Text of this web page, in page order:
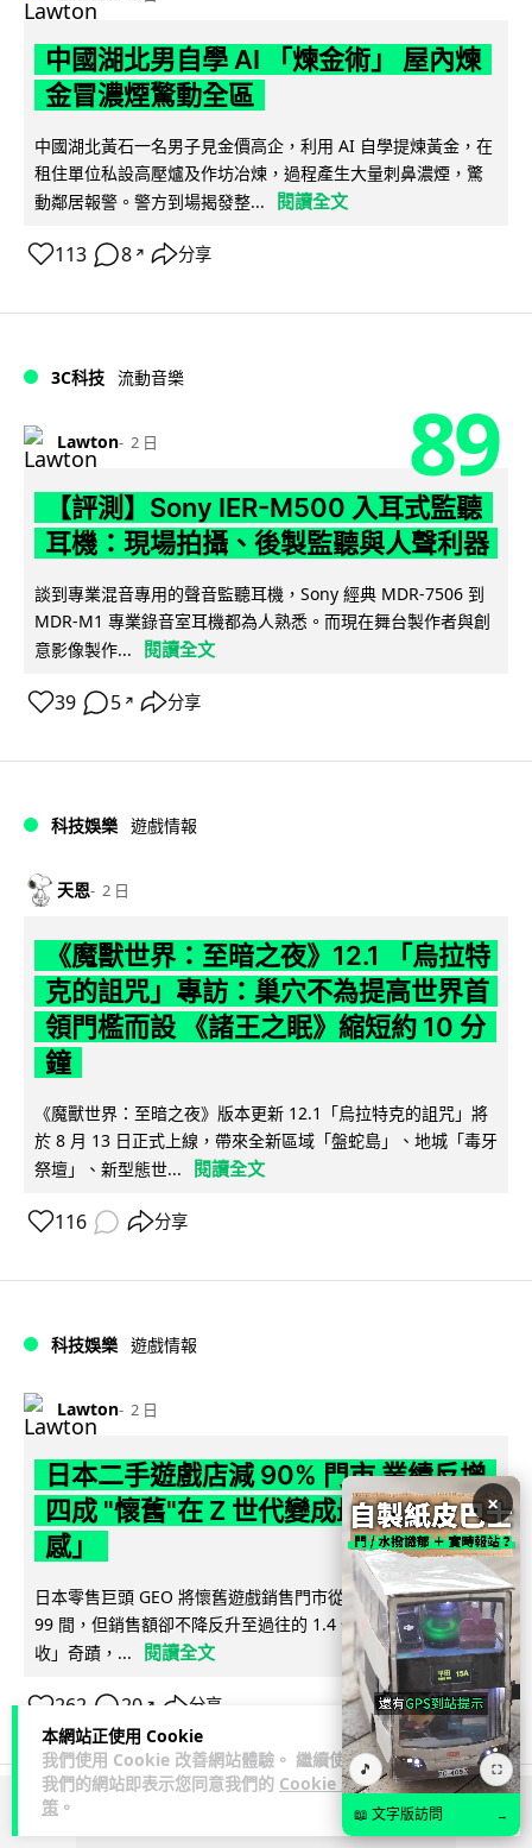
本網站正使用 Cookie
我們使用 Cookie 改善網站體驗。 繼續使用
我們的網站即表示您同意我們的 Cookie 政
策 。
中國湖北男自學 AI 「煉金術」 屋內煉
金冒濃煙驚動全區
中國湖北黃石一名男子見金價高企，利用 AI 自學提煉黃金，在
租住單位私設高壓爐及作坊冶煉，過程產生大量刺鼻濃煙，驚
動鄰居報警。警方到場揭發整...
閱讀全文
113 8 ↗ 分享
3C科技 流動音樂
Lawton 2 日 89
【評測】Sony IER-M500 入耳式監聽
耳機：現場拍攝、後製監聽與人聲利器
談到專業混音專用的聲音監聽耳機，Sony 經典 MDR-7506 到
MDR-M1 專業錄音室耳機都為人熟悉。而現在舞台製作者與創
意影像製作...
閱讀全文
39 5 ↗ 分享
科技娛樂 遊戲情報
天恩 2 日
《魔獸世界：至暗之夜》12.1 「烏拉特
克的詛咒」專訪：巢穴不為提高世界首
領門檻而設 《諸王之眠》縮短約 10 分
鐘
《魔獸世界：至暗之夜》版本更新 12.1「烏拉特克的詛咒」將
於 8 月 13 日正式上線，帶來全新區域「盤蛇島」、地城「毒牙
祭壇」、新型態世...
閱讀全文
116 分享
科技娛樂 遊戲情報
Lawton 2 日
日本二手遊戲店減 90% 門市 業績反增
四成 "懷舊"在 Z 世代變成最潮「新鮮
感」
日本零售巨頭 GEO 將懷舊遊戲銷售門市從 1,000 間大幅減至
99 間，但銷售額卻不降反升至過往的 1.4 倍。做到「減店增
收」奇蹟，...
閱讀全文
262 20 ↗ 分享
×
🎵 ⛶
📖 文字版訪問 →